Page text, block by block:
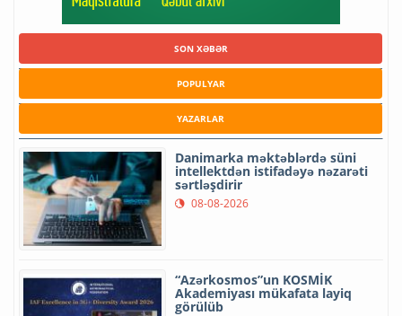
SON XƏBƏR
POPULYAR
YAZARLAR
Danimarka məktəblərdə süni
intellektdən istifadəyə nəzarəti
sərtləşdirir
08-08-2026
“Azərkosmos”un KOSMİK
Akademiyası mükafata layiq
görülüb